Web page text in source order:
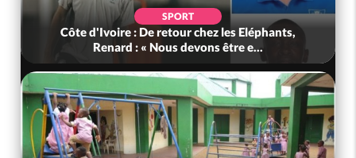
SPORT
Côte d'Ivoire : De retour chez les Eléphants,
Renard : « Nous devons être e...